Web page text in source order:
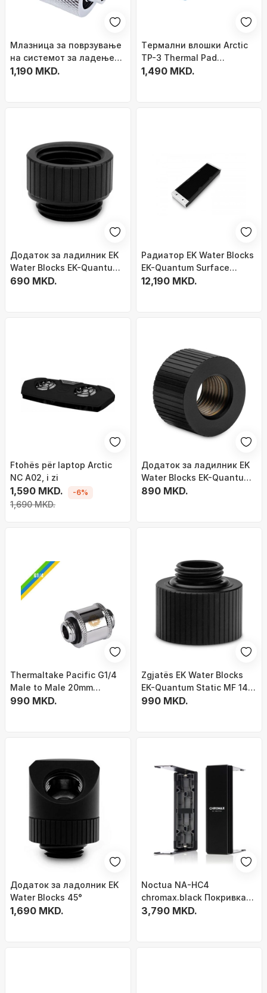
Млазница за поврзување
на системот за ладење
на вода Alphacool
1,190 MKD.
Tермални влошки Arctic
TP-3 Thermal Pad
200x100x0,5мм (пакување
1,490 MKD.
Додаток за ладилник EK
Water Blocks EK-Quantum
Torque Micro Extender
690 MKD.
Радиатор EK Water Blocks
EK-Quantum Surface
P360M, црн
12,190 MKD.
Ftohës për laptop Arctic
NC A02, i zi
1,590 MKD.
1,690 MKD.
-6%
Додаток за ладилник EK
Water Blocks EK-Quantum
Torque Extender Static F-F
890 MKD.
Thermaltake Pacific G1/4
Male to Male 20mm
Продолжувач
990 MKD.
Zgjatës EK Water Blocks
EK-Quantum Static MF 14, i
zi
990 MKD.
Додаток за ладолник EK
Water Blocks 45°
1,690 MKD.
Noctua NA-HC4
chromax.black Покривка
за ладилник за NH-
3,790 MKD.